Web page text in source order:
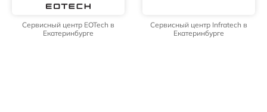
Сервисный центр EOTech в
Екатеринбурге
Сервисный центр Infratech в
Екатеринбурге